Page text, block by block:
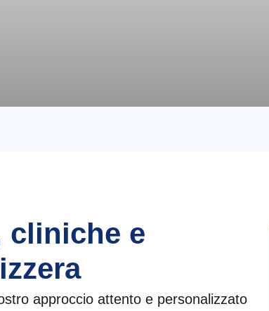
cliniche e
approccio attento e personalizzato